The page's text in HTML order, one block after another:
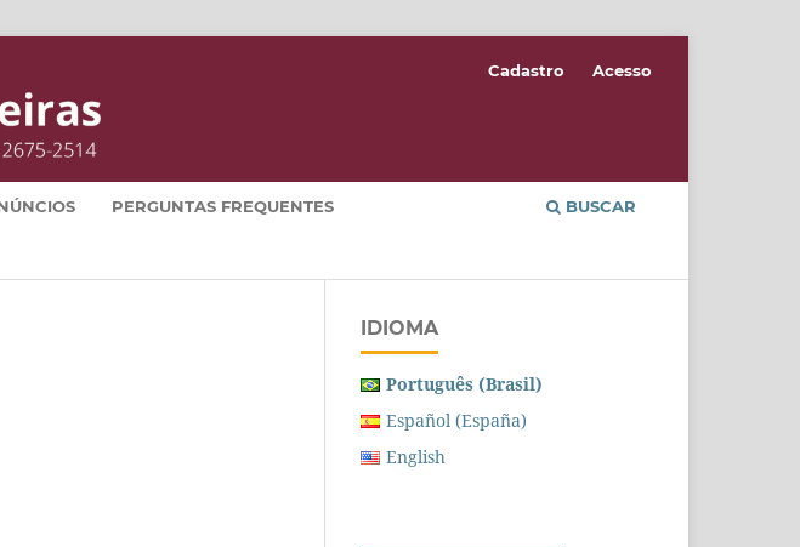
PERGUNTAS FREQUENTES BUSCAR
Cadastro Acesso
IDIOMA
Português (Brasil)
Español (España)
English